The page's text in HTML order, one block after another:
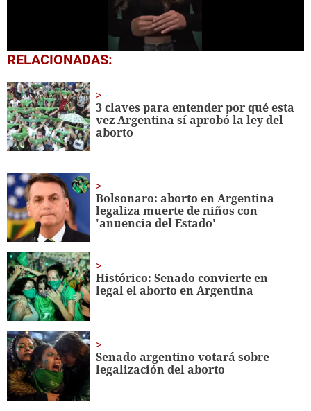
0
seconds
59
seconds
RELACIONADAS:
3 claves para entender por qué esta
vez Argentina sí aprobó la ley del
aborto
Bolsonaro: aborto en Argentina
legaliza muerte de niños con
'anuencia del Estado'
Histórico: Senado convierte en
legal el aborto en Argentina
Senado argentino votará sobre
legalización del aborto